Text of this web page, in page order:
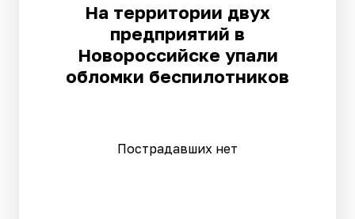
На территории двух
предприятий в
Новороссийске упали
обломки беспилотников
Пострадавших нет